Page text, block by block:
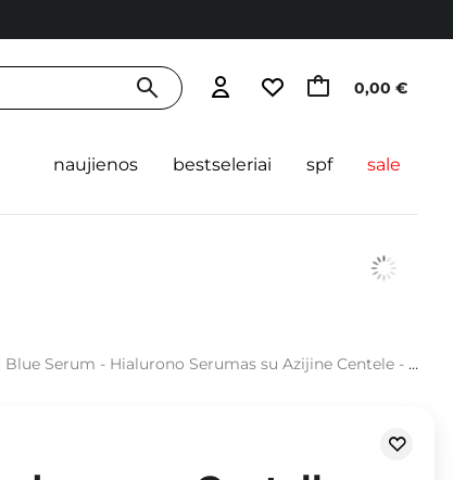
0,00 €
naujienos bestseleriai spf sale
Serum - Hialurono Serumas su Azijine Centele - 30ml